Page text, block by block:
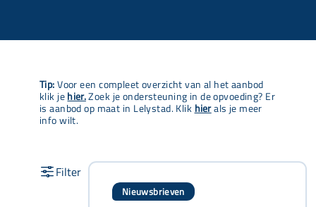
Tip:Voor een compleet overzicht van al het aanbod
klik jehier.Zoek je ondersteuning in de opvoeding? Er
is aanbod op maat in Lelystad. Klik hierals je meer
info wilt.
Nieuwsbrieven